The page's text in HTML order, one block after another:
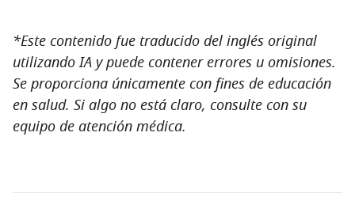
*Este contenido fue traducido del inglés original
utilizando IA y puede contener errores u omisiones.
Se proporciona únicamente con fines de educación
en salud. Si algo no está claro, consulte con su
equipo de atención médica.